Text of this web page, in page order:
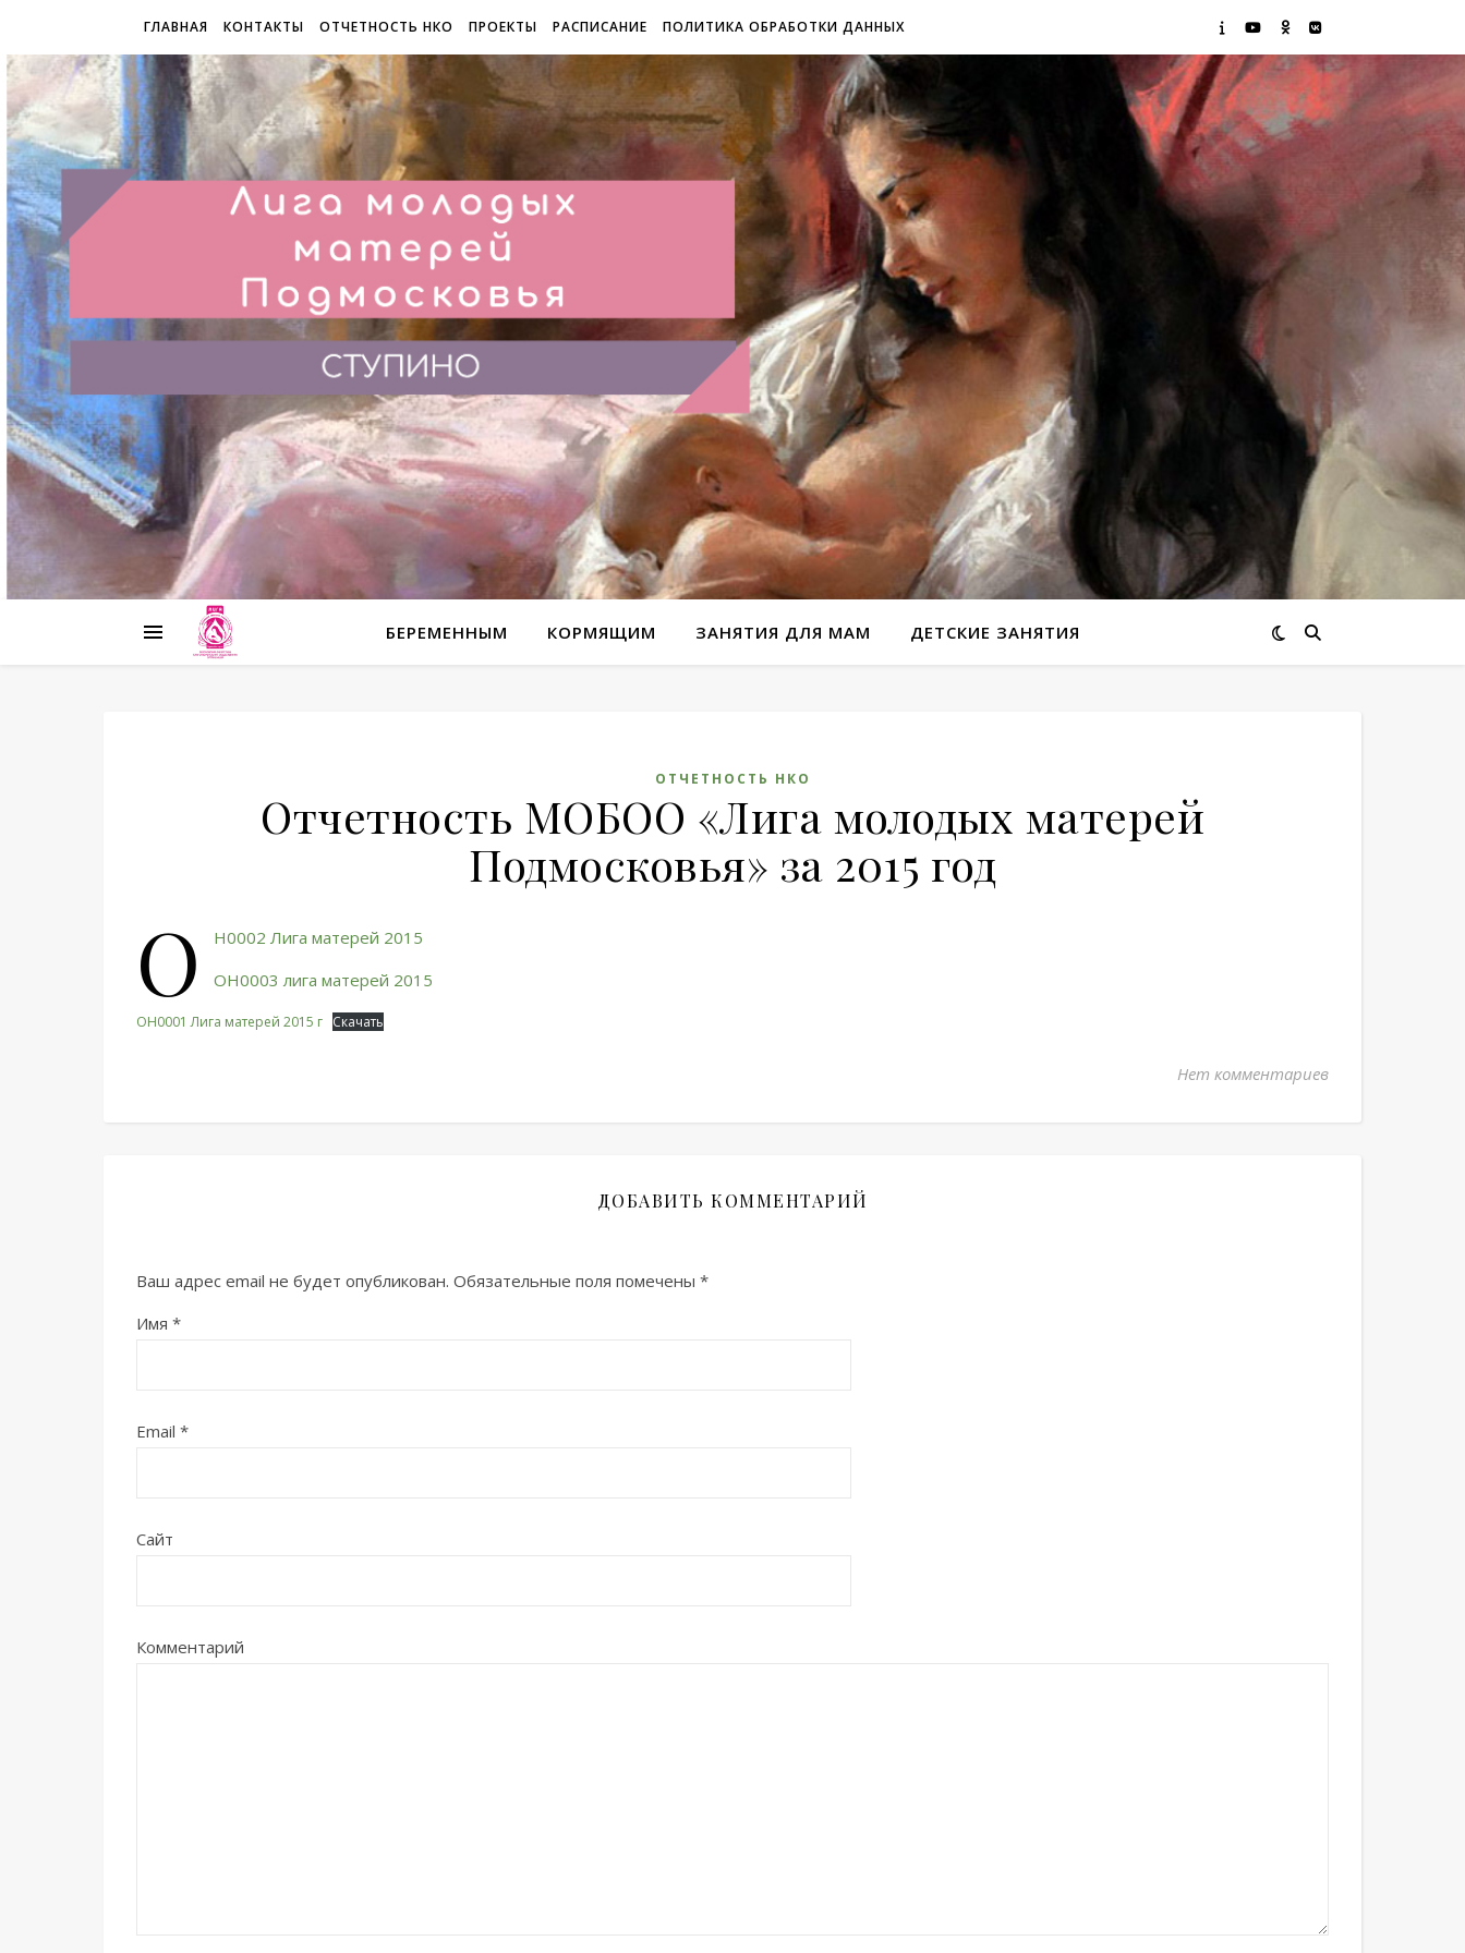
ГЛАВНАЯ КОНТАКТЫ ОТЧЕТНОСТЬ НКО ПРОЕКТЫ РАСПИСАНИЕ ПОЛИТИКА ОБРАБОТКИ ДАННЫХ
БЕРЕМЕННЫМ КОРМЯЩИМ ЗАНЯТИЯ ДЛЯ МАМ ДЕТСКИЕ ЗАНЯТИЯ
ОТЧЕТНОСТЬ НКО
Отчетность МОБОО «Лига молодых матерей
Подмосковья» за 2015 год
O
H0002 Лига матерей 2015
OH0003 лига матерей 2015
OH0001 Лига матерей 2015 г Скачать
Нет комментариев
ДОБАВИТЬ КОММЕНТАРИЙ
Ваш адрес email не будет опубликован. Обязательные поля помечены *
Имя *
Email *
Сайт
Комментарий